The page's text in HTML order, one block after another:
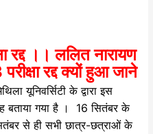
।। ललित नारायण
परीक्षा रद्द क्यों हुआ जाने
यूनिवर्सिटी के द्वारा इस
बताया गया है । 16 सितंबर के
से ही सभी छात्र-छत्राओं के